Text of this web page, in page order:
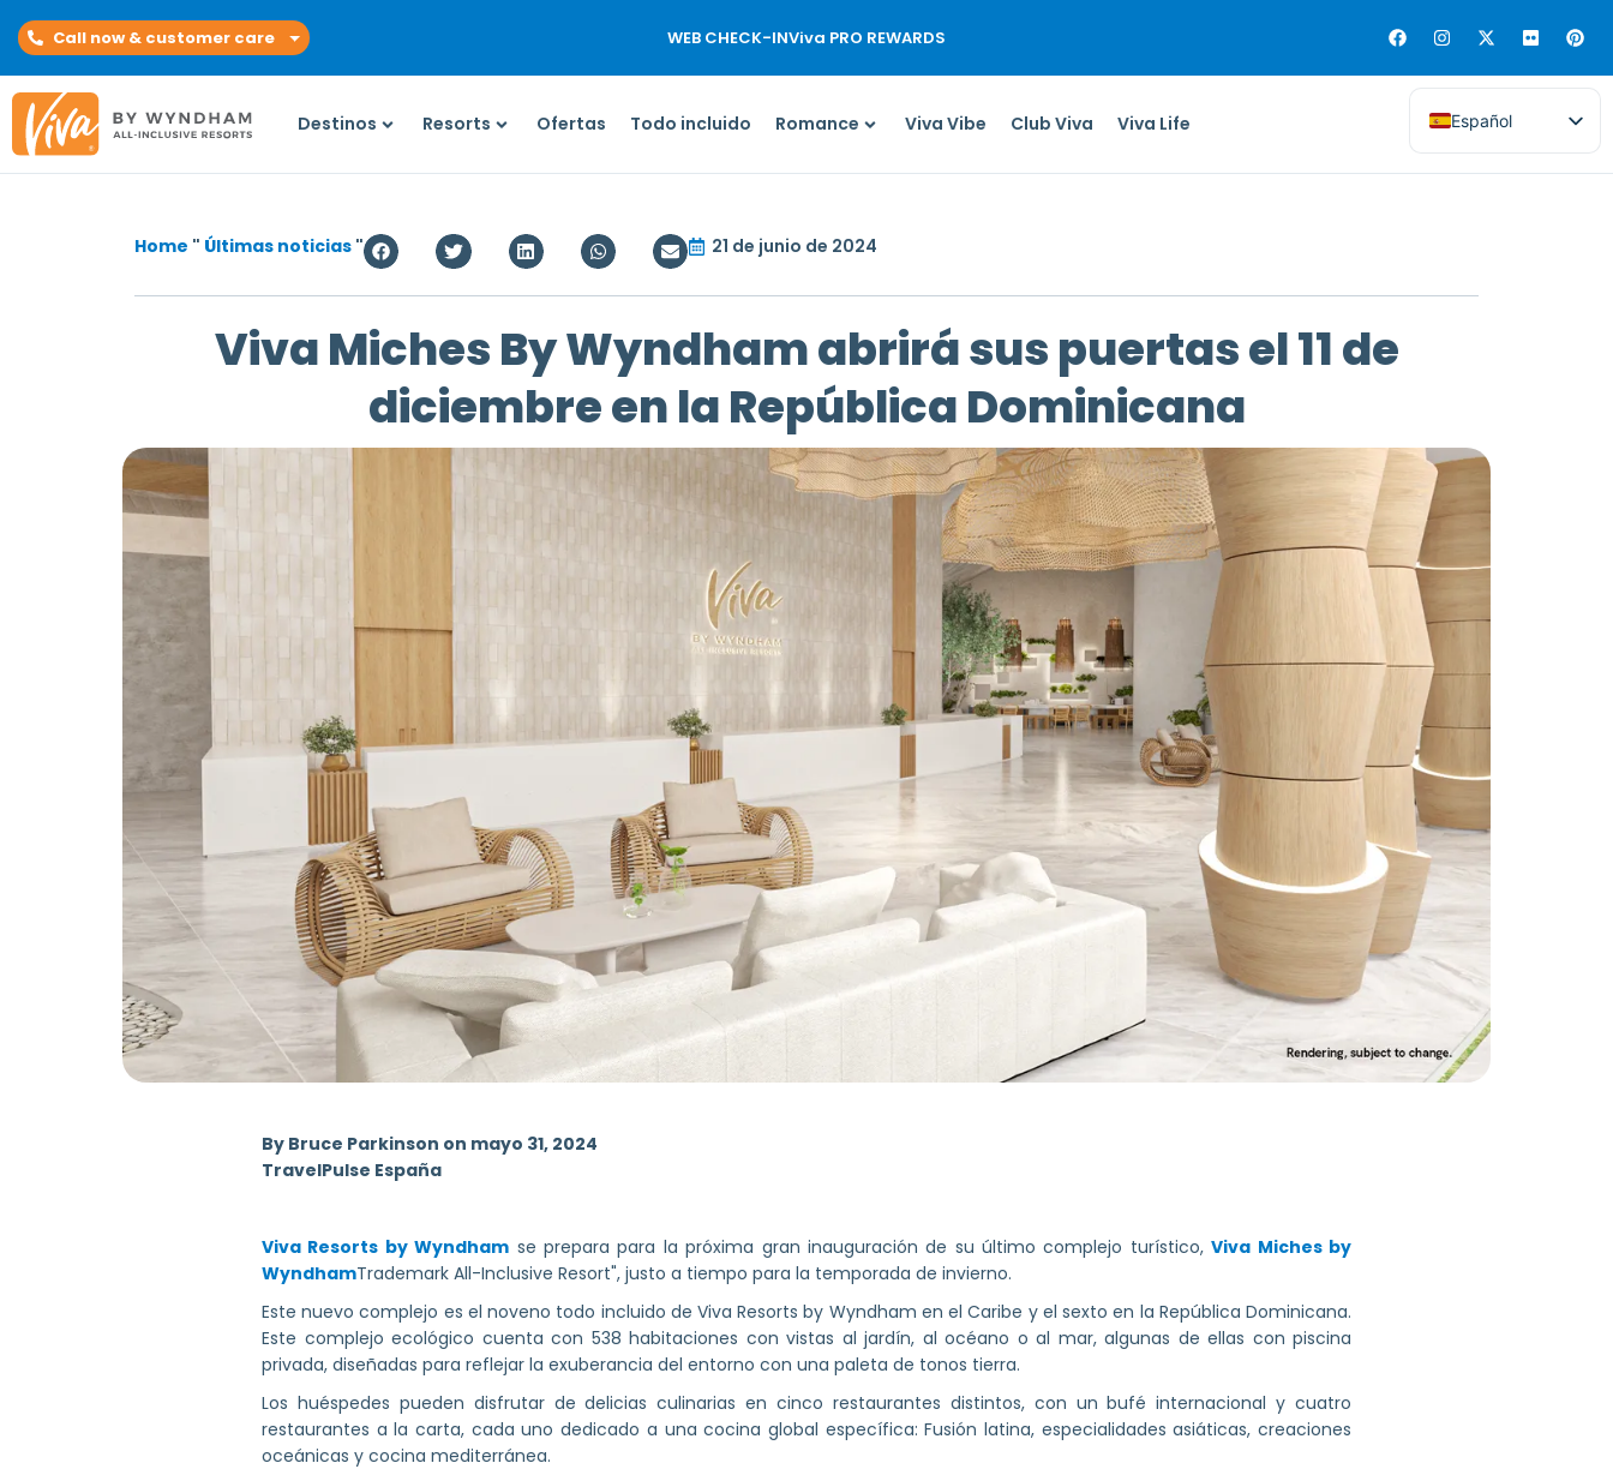
Call now & customer care WEB CHECK-INViva PRO REWARDS
Destinos Resorts Ofertas Todo incluido Romance Viva Vibe Club Viva Viva Life Español
Home " Últimas noticias " 21 de junio de 2024
Viva Miches By Wyndham abrirá sus puertas el 11 de
diciembre en la República Dominicana
By Bruce Parkinson on mayo 31, 2024
TravelPulse España
Viva Resorts by Wyndham se prepara para la próxima gran inauguración de su último complejo turístico,Viva Miches by
WyndhamTrademark All-Inclusive Resort", justo a tiempo para la temporada de invierno.
Este nuevo complejo es el noveno todo incluido de Viva Resorts by Wyndham en el Caribe y el sexto en la República Dominicana.
Este complejo ecológico cuenta con 538 habitaciones con vistas al jardín, al océano o al mar, algunas de ellas con piscina
privada, diseñadas para reflejar la exuberancia del entorno con una paleta de tonos tierra.
Los huéspedes pueden disfrutar de delicias culinarias en cinco restaurantes distintos, con un bufé internacional y cuatro
restaurantes a la carta, cada uno dedicado a una cocina global específica: Fusión latina, especialidades asiáticas, creaciones
oceánicas y cocina mediterránea.